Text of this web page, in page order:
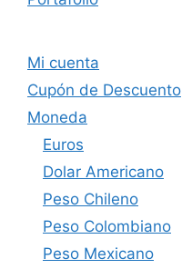
Mi cuenta
Cupón de Descuento
Moneda
Euros
Dolar Americano
Peso Chileno
Peso Colombiano
Peso Mexicano